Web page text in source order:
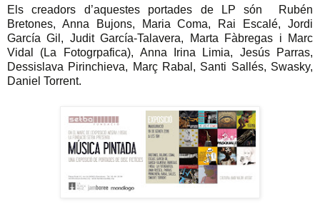
Els creadors d’aquestes portades de LP són Rubén
Bretones, Anna Bujons, Maria Coma, Rai Escalé, Jordi
García Gil, Judit García-Talavera, Marta Fàbregas i Marc
Vidal (La Fotogrpafica), Anna Irina Limia, Jesús Parras,
Dessislava Pirinchieva, Març Rabal, Santi Sallés, Swasky,
Daniel Torrent.